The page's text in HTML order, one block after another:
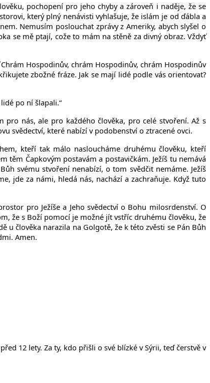
pochopení pro jeho chyby a zároveň i naděje, že se
který plný nenávisti vyhlašuje, že islám je od ďábla a
Nemusím poslouchat zprávy z Ameriky, abych slyšel o
se mě ptají, cože to mám na stěně za divný obraz. Vždyť
Hospodinův, chrám Hospodinův, chrám Hospodinův
zbožné fráze. Jak se mají lidé podle vás orientovat?
po ní šlapali.“
nás, ale pro každého člověka, pro celé stvoření. Až s
svědectví, které nabízí v podobenství o ztracené ovci.
kteří tak málo nasloucháme druhému člověku, kteří
těm Čapkovým postavám a postavičkám. Ježíš tu nemává
svému stvoření nenabízí, o tom svědčit nemáme. Ježíš
jde za námi, hledá nás, nachází a zachraňuje. Když tuto
pro Ježíše a Jeho svědectví o Bohu milosrdenství. O
že s Boží pomocí je možné jít vstříc druhému člověku, že
u člověka narazila na Golgotě, že k této zvěsti se Pán Bůh
Amen.
12 lety. Za ty, kdo přišli o své blízké v Sýrii, teď čerstvě v